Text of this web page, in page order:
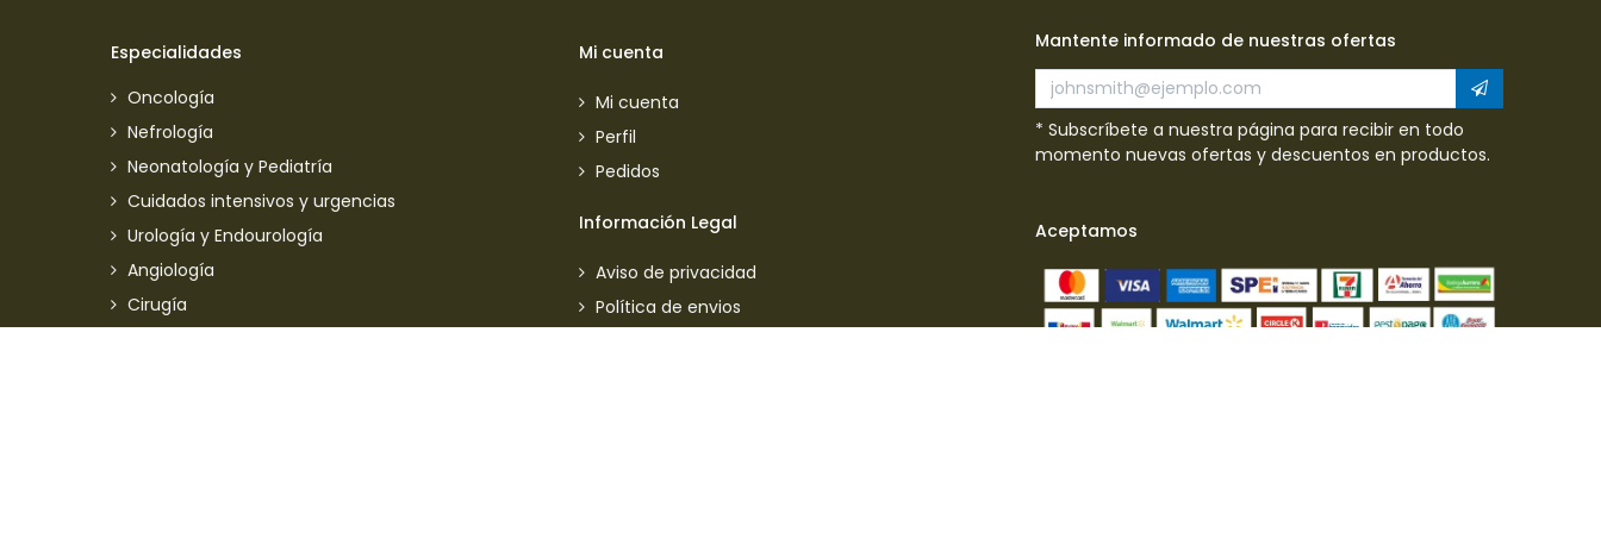
Especialidades
Oncología
Nefrología
Neonatología y Pediatría
Cuidados intensivos y urgencias
Urología y Endourología
Angiología
Cirugía
Mi cuenta
Mi cuenta
Perfil
Pedidos
Información Legal
Aviso de privacidad
Política de envios
Mantente informado de nuestras ofertas
* Subscríbete a nuestra página para recibir en todo
momento nuevas ofertas y descuentos en productos.
Aceptamos